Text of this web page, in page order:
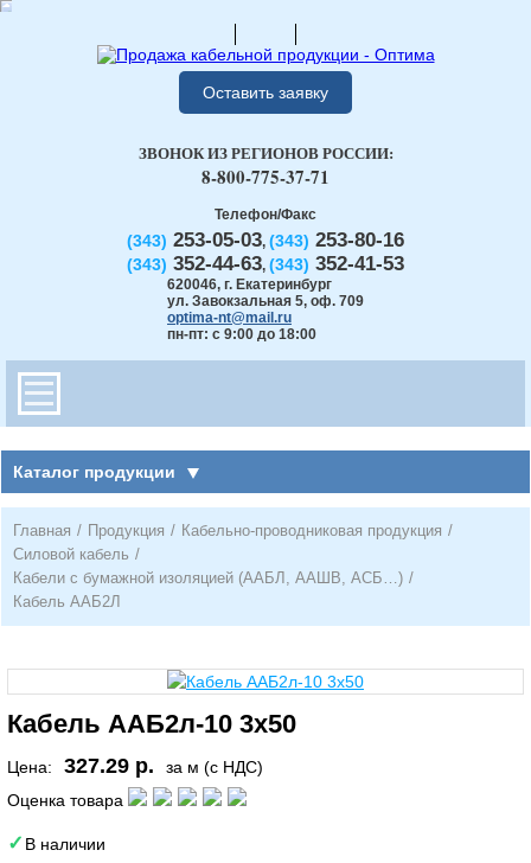
Оставить заявку
Телефон/Факс
(343) 253-05-03, (343) 253-80-16
(343) 352-44-63, (343) 352-41-53
620046, г. Екатеринбург
ул. Завокзальная 5, оф. 709
optima-nt@mail.ru
пн-пт: с 9:00 до 18:00
ЗВОНОК ИЗ РЕГИОНОВ РОССИИ:
8-800-775-37-71
Каталог продукции
Главная / Продукция / Кабельно-проводниковая продукция /
Силовой кабель /
Кабели с бумажной изоляцией (ААБЛ, ААШВ, АСБ…) /
Кабель ААБ2Л
Кабель ААБ2л-10 3х50
Цена: 327.29 р.
за м (с НДС)
Оценка товара
В наличии